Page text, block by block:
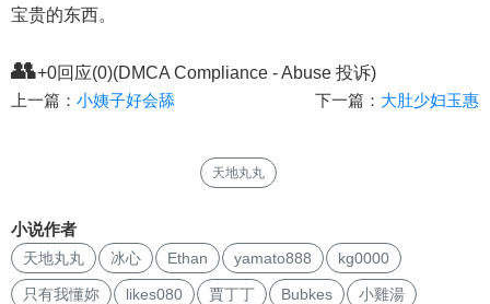
宝贵的东西。
👥+0回应(0)(DMCA Compliance - Abuse 投诉)
上一篇： 小姨子好会舔 下一篇： 大肚少妇玉惠
天地丸丸
小说作者
天地丸丸 冰心 Ethan yamato888 kg0000
只有我懂妳 likes080 賈丁丁 Bubkes 小雞湯